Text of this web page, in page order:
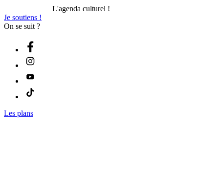
L'agenda culturel !
Je soutiens !
On se suit ?
Les plans